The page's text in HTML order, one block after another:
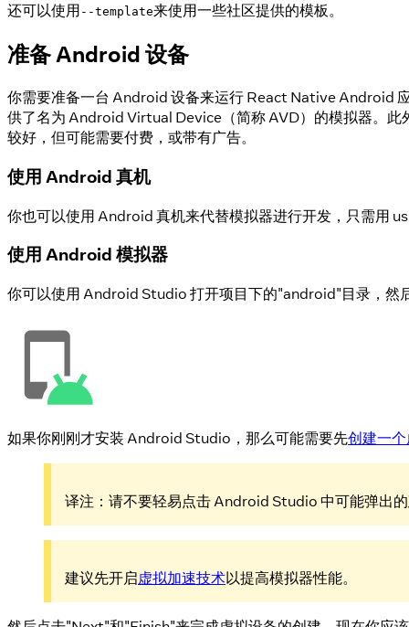
还可以使用 --template来使用一些社区提供的模板。
准备 Android 设备
你需要准备一台 Android 设备来运行 React Native Android
供了名为 Android Virtual Device（简称 AVD）的模拟器。此
较好，但可能需要付费，或带有广告。
使用 Android 真机
你也可以使用 Android 真机来代替模拟器进行开发，只需用
使用 Android 模拟器
你可以使用 Android Studio 打开项目下的"android"目录，然
如果你刚刚才安装 Android Studio，那么可能需要先创建一
译注：请不要轻易点击 Android Studio 中可能弹出
建议先开启虚拟加速技术以提高模拟器性能。